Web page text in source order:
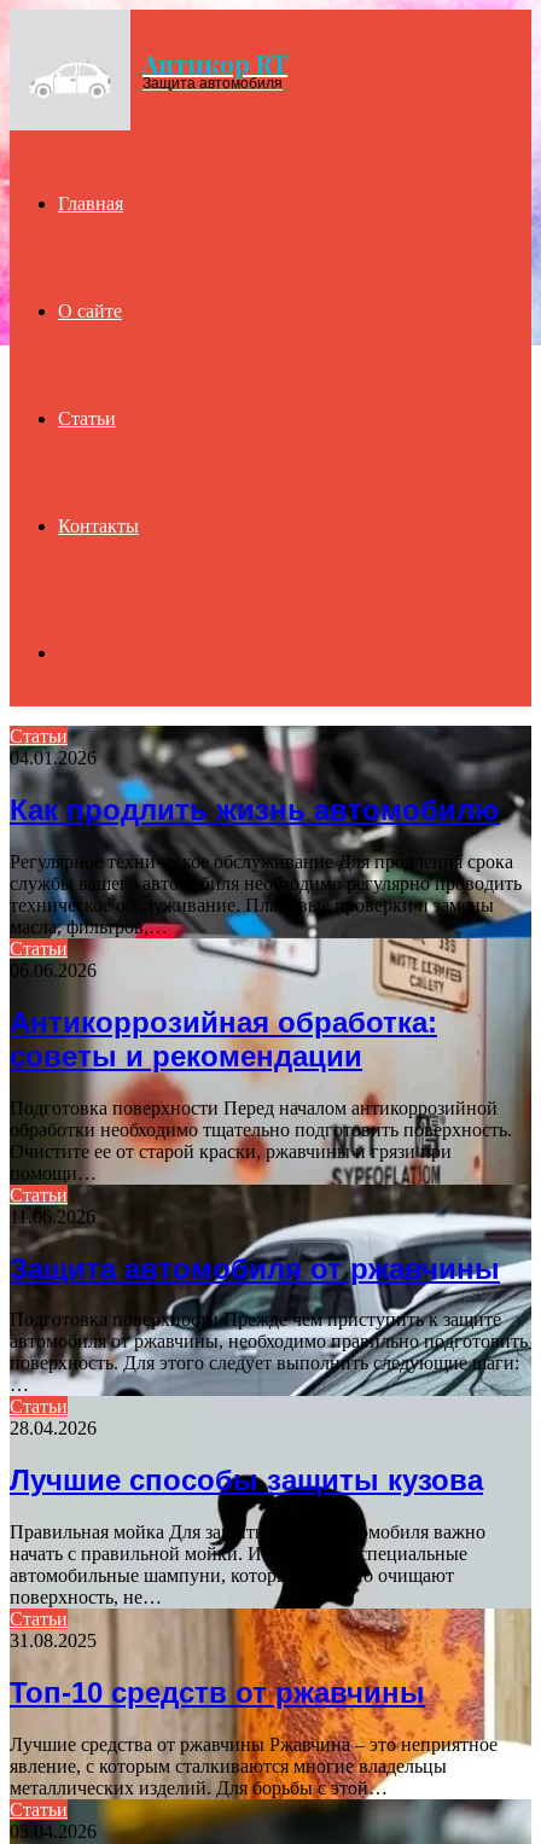
Антикор RT
Защита автомобиля
Главная
О сайте
Статьи
Контакты
for
Статьи
04.01.2026
Как продлить жизнь автомобилю
Регулярное техническое обслуживание Для продления срока
службы вашего автомобиля необходимо регулярно проводить
техническое обслуживание. Плановые проверки и замены
масла, фильтров,…
Статьи
06.06.2026
Антикоррозийная обработка:
советы и рекомендации
Подготовка поверхности Перед началом антикоррозийной
обработки необходимо тщательно подготовить поверхность.
Очистите ее от старой краски, ржавчины и грязи при
помощи…
Статьи
11.06.2026
Защита автомобиля от ржавчины
Подготовка поверхности Прежде чем приступить к защите
автомобиля от ржавчины, необходимо правильно подготовить
поверхность. Для этого следует выполнить следующие шаги:
…
Статьи
28.04.2026
Лучшие способы защиты кузова
Правильная мойка Для защиты кузова автомобиля важно
начать с правильной мойки. Используйте специальные
автомобильные шампуни, которые бережно очищают
поверхность, не…
Статьи
31.08.2025
Топ-10 средств от ржавчины
Лучшие средства от ржавчины Ржавчина – это неприятное
явление, с которым сталкиваются многие владельцы
металлических изделий. Для борьбы с этой…
Статьи
05.04.2026